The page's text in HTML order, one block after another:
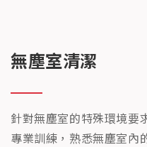
無塵室清潔
針對無塵室的特殊環境要
專業訓練，熟悉無塵室內